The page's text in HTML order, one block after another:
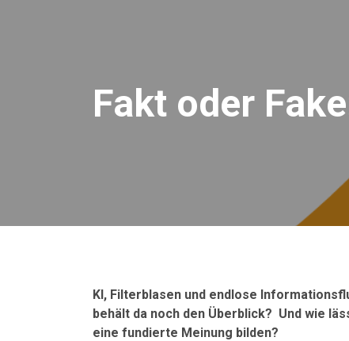
Fakt oder
KI, Filterblasen und endlose
behält da noch den Überblick? Und wie
eine fundierte Meinung bilden?